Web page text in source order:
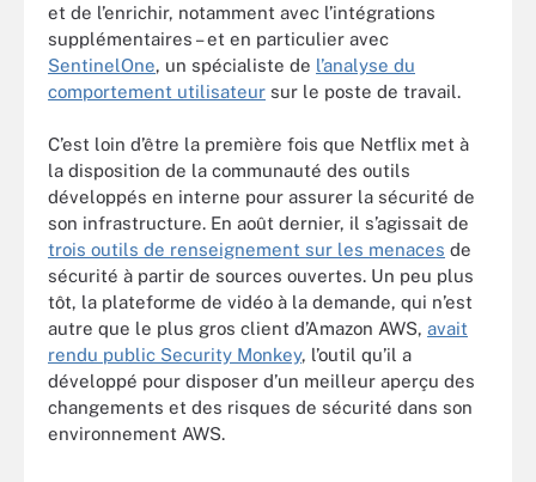
et de l’enrichir, notamment avec l’intégrations
supplémentaires – et en particulier avec
SentinelOne, un spécialiste de l’analyse du
comportement utilisateur sur le poste de travail.
C’est loin d’être la première fois que Netflix met à
la disposition de la communauté des outils
développés en interne pour assurer la sécurité de
son infrastructure. En août dernier, il s’agissait de
trois outils de renseignement sur les menaces de
sécurité à partir de sources ouvertes. Un peu plus
tôt, la plateforme de vidéo à la demande, qui n’est
autre que le plus gros client d’Amazon AWS, avait
rendu public Security Monkey, l’outil qu’il a
développé pour disposer d’un meilleur aperçu des
changements et des risques de sécurité dans son
environnement AWS.